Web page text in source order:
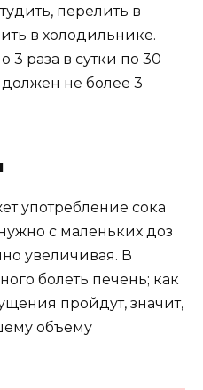
перелить в
в холодильнике.
3 раза в сутки по 30
не более 3
употребление сока
с маленьких доз
увеличивая. В
болеть печень; как
пройдут, значит,
объему